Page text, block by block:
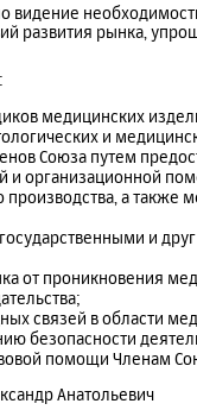
видение
развития рынка,
медицинских
и
Союза путем
и организационной
а
и
от проникновения
связей в области
безопасности
помощи Членам
Анатольевич